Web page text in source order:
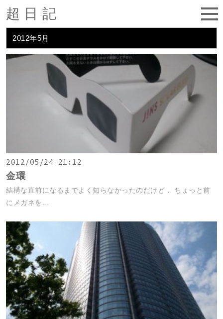
超日記
2012年5月
2012/05/24 21:12
金環
結構な直前になるまでよく知らなかったのだけど， ちょっと前
にメガネを...